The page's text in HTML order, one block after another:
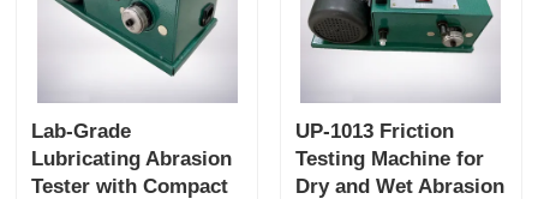
Lab-Grade
Lubricating Abrasion
Tester with Compact
UP-1013 Friction
Testing Machine for
Dry and Wet Abrasion